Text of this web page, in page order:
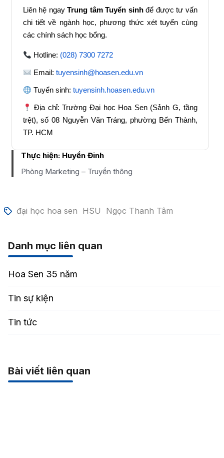
Liên hệ ngay Trung tâm Tuyển sinh để được tư vấn
chi tiết về ngành học, phương thức xét tuyển cùng
các chính sách học bổng.
Hotline: (028) 7300 7272
Email: tuyensinh@hoasen.edu.vn
Tuyển sinh: tuyensinh.hoasen.edu.vn
Địa chỉ: Trường Đại học Hoa Sen (Sảnh G, tầng
trệt), số 08 Nguyễn Văn Tráng, phường Bến Thành,
TP. HCM
Thực hiện: Huyền Đinh
Phòng Marketing – Truyền thông
đại học hoa sen HSU Ngọc Thanh Tâm
Danh mục liên quan
Hoa Sen 35 năm
Tin sự kiện
Tin tức
Bài viết liên quan